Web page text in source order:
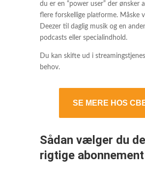
du er en “power user” der ønsker
flere forskellige platforme. Måske
Deezer til daglig musik og en
podcasts eller specialindhold.
Du kan skifte ud i
behov.
SE MERE HOS
Sådan vælger du
rigtige abonnement